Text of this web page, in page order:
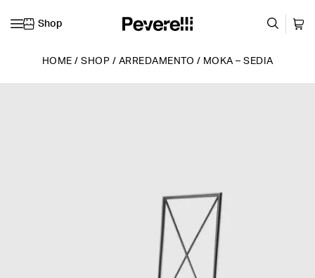
Shop
HOME / SHOP / ARREDAMENTO / MOKA – SEDIA